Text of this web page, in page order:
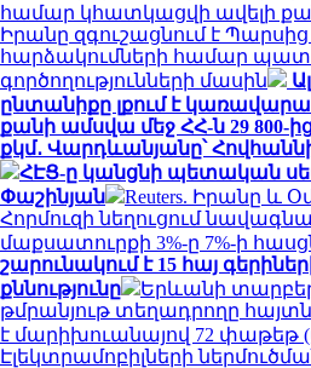
համար կհատկացվի ավելի
Իրանը զգուշացնում է
հարձակումների համար
գործողությունների մասին
ընտանիքը լքում է
քանի ամսվա մեջ ՀՀ-ն 29 800-
քկմ․ Վարդևանյանը՝
ՀԷՑ-ը կանցնի պետական
Փաշինյան
Reuters. Իրանը և
Հորմուզի նեղուցում
մաքսատուրքի 3%-ը 7%-ի
շարունակում է 15 հայ
քննությունը
Երևանի
թմրանյութ տեղադրողը
է մարիխուանայով 72 փաթեթ
Էլեկտրամոբիլների